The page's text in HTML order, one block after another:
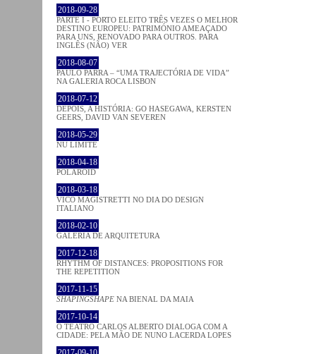
2018-09-28
PARTE I - PORTO ELEITO TRÊS VEZES O MELHOR
DESTINO EUROPEU: PATRIMÓNIO AMEAÇADO
PARA UNS, RENOVADO PARA OUTROS. PARA
INGLÊS (NÃO) VER
2018-08-07
PAULO PARRA – “UMA TRAJECTÓRIA DE VIDA”
NA GALERIA ROCA LISBON
2018-07-12
DEPOIS, A HISTÓRIA: GO HASEGAWA, KERSTEN
GEERS, DAVID VAN SEVEREN
2018-05-29
NU LIMITE
2018-04-18
POLAROID
2018-03-18
VICO MAGISTRETTI NO DIA DO DESIGN
ITALIANO
2018-02-10
GALERIA DE ARQUITETURA
2017-12-18
RHYTHM OF DISTANCES: PROPOSITIONS FOR
THE REPETITION
2017-11-15
SHAPINGSHAPE NA BIENAL DA MAIA
2017-10-14
O TEATRO CARLOS ALBERTO DIALOGA COM A
CIDADE: PELA MÃO DE NUNO LACERDA LOPES